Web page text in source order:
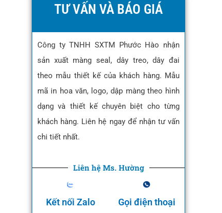
TƯ VẤN VÀ BÁO GIÁ
Công ty TNHH SXTM Phước Hào nhận
sản xuất màng seal, dây treo, dây đai
theo mẫu thiết kế của khách hàng. Mẫu
mã in hoa văn, logo, dập màng theo hình
dạng và thiết kế chuyên biệt cho từng
khách hàng. Liên hệ ngay để nhận tư vấn
chi tiết nhất.
Liên hệ Ms. Hường
Kết nối Zalo Gọi điện thoại